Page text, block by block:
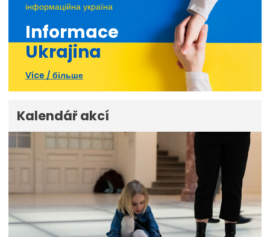
інформаційна україна
Informace
Ukrajina
Více / більше
Kalendář akcí